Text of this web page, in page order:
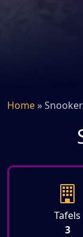
Home»
Tafels
3